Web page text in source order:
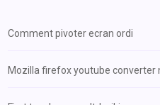
Comment pivoter ecran ordi
Mozilla firefox youtube converter